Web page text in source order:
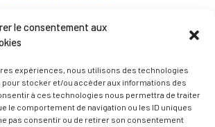
le consentement aux
expériences, nous utilisons des technologies
stocker et/ou accéder aux informations des
à ces technologies nous permettra de traiter
le comportement de navigation ou les ID uniques
pas consentir ou de retirer son consentement
— Découvrir et visiter